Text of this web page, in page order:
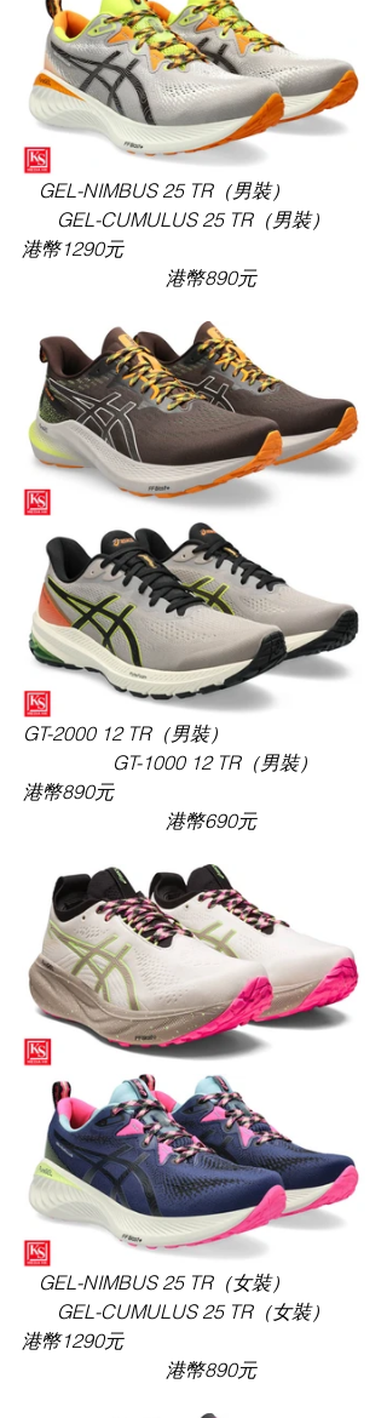
GEL-NIMBUS 25 TR（男裝）
GEL-CUMULUS 25 TR（男裝）
港幣1290元
       港幣890元
GT-2000 12 TR（男裝）
         GT-1000 12 TR（男裝）
港幣890元
       港幣690元
GEL-NIMBUS 25 TR（女裝）
GEL-CUMULUS 25 TR（女裝）
港幣1290元
       港幣890元